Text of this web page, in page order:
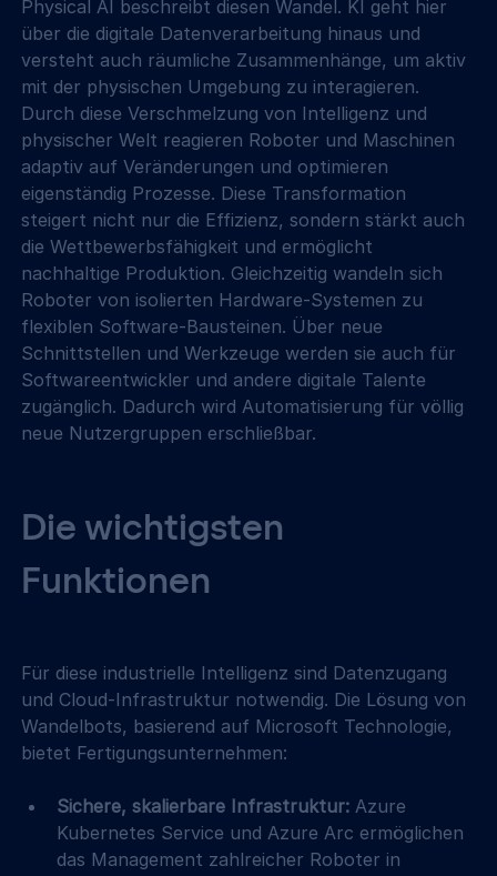
Physical AI beschreibt diesen Wandel. KI geht hier
über die digitale Datenverarbeitung hinaus und
versteht auch räumliche Zusammenhänge, um aktiv
mit der physischen Umgebung zu interagieren.
Durch diese Verschmelzung von Intelligenz und
physischer Welt reagieren Roboter und Maschinen
adaptiv auf Veränderungen und optimieren
eigenständig Prozesse. Diese Transformation
steigert nicht nur die Effizienz, sondern stärkt auch
die Wettbewerbsfähigkeit und ermöglicht
nachhaltige Produktion. Gleichzeitig wandeln sich
Roboter von isolierten Hardware-Systemen zu
flexiblen Software-Bausteinen. Über neue
Schnittstellen und Werkzeuge werden sie auch für
Softwareentwickler und andere digitale Talente
zugänglich. Dadurch wird Automatisierung für völlig
neue Nutzergruppen erschließbar.
Die wichtigsten
Funktionen
Für diese industrielle Intelligenz sind Datenzugang
und Cloud-Infrastruktur notwendig. Die Lösung von
Wandelbots, basierend auf Microsoft Technologie,
bietet Fertigungsunternehmen:
Sichere, skalierbare Infrastruktur: Azure
Kubernetes Service und Azure Arc ermöglichen
das Management zahlreicher Roboter in